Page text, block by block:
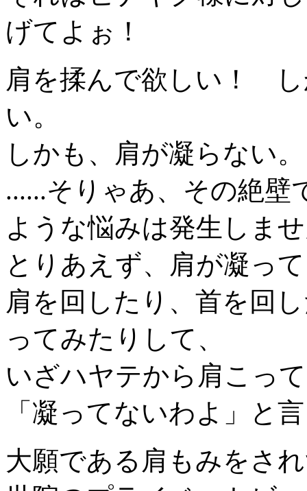
げてよぉ！
肩を揉んで欲しい！
い。
しかも、肩が凝らない。
......そりゃあ、その絶壁
ような悩みは発生しま
とりあえず、肩が凝っ
肩を回したり、首を回
ってみたりして、
いざハヤテから肩こっ
「凝ってないわよ」と
大願である肩もみをさ